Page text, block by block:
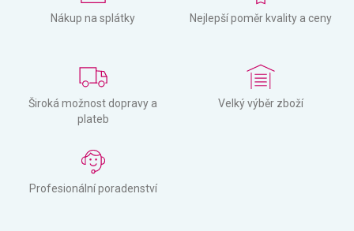
Nákup na splátky Nejlepší poměr kvality a ceny
Široká možnost dopravy a
plateb
Velký výběr zboží
Profesionální poradenství